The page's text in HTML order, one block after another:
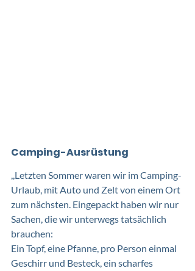
Camping-Ausrüstung
,,Letzten Sommer waren wir im Camping-
Urlaub, mit Auto und Zelt von einem Ort
zum nächsten. Eingepackt haben wir nur
Sachen, die wir unterwegs tatsächlich
brauchen:
Ein Topf, eine Pfanne, pro Person einmal
Geschirr und Besteck, ein scharfes